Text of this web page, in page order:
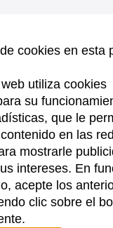
cookies en esta
utiliza cookies
su
que le
en las
mostrarle
intereses. En
acepte los
clic sobre el